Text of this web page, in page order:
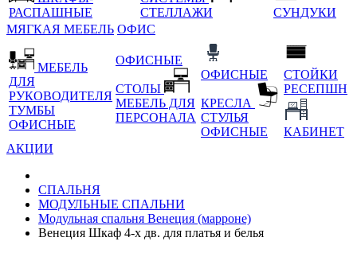
РАСПАШНЫЕ
СТЕЛЛАЖИ
СУНДУКИ
МЯГКАЯ МЕБЕЛЬ ОФИС
МЕБЕЛЬ
ДЛЯ
РУКОВОДИТЕЛЯ
ТУМБЫ
ОФИСНЫЕ
ОФИСНЫЕ
СТОЛЫ
МЕБЕЛЬ ДЛЯ
ПЕРСОНАЛА
ОФИСНЫЕ
КРЕСЛА
СТУЛЬЯ
ОФИСНЫЕ
СТОЙКИ
РЕСЕПШН
КАБИНЕТ
АКЦИИ
СПАЛЬНЯ
МОДУЛЬНЫЕ СПАЛЬНИ
Модульная спальня Венеция (марроне)
Венеция Шкаф 4-х дв. для платья и белья